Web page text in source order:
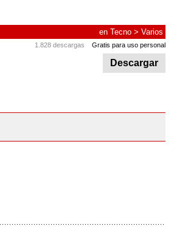
en Tecno > Varios
1.828 descargas Gratis para uso personal
Descargar